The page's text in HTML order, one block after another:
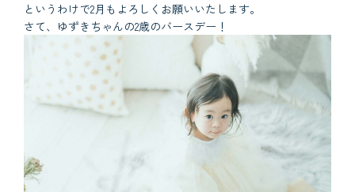
というわけで2月もよろしくお願いいたします。
さて、ゆずきちゃんの2歳のバースデー！